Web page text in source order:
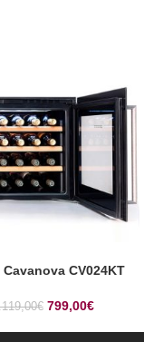
CV024KT
€ 799,00€